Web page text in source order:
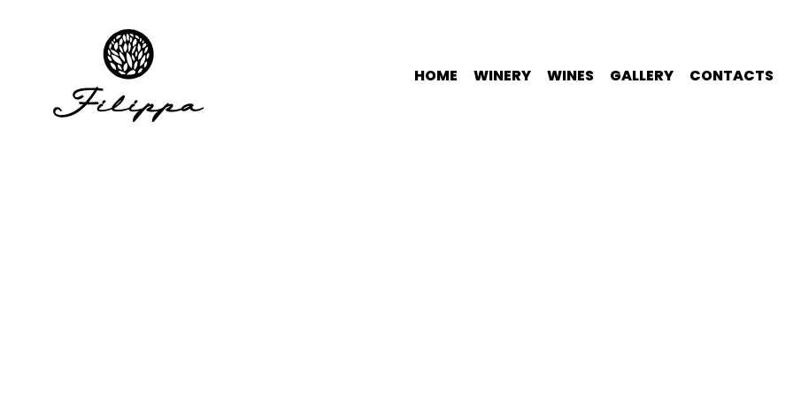
HOME WINERY WINES GALLERY CONTACTS